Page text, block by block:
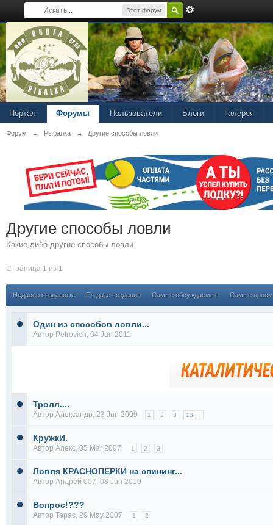
Этот форум
Портал Форумы Пользователи Блоги Галерея
Форум → Рыбалка → Другие способы ловли
Другие способы ловли
Какие-либо другие способы ловли
Страница 1 из 1
Недавно созданные По дате создания Самые обсуждаемые Самые
Один из способов ловли...
Автор Petrovich, 04 Jun 2011
Тролл....
Автор Александр, 23 Jun 2009 1 2 3 13 →
КружкИ.
Автор Алекс, 05 Mar 2007 1 2 3
Ловля КРАСНОПЕРКИ на спининг...
Автор Андрей 007, 08 Jun 2010
Вопрос!???
Автор Тарас, 29 May 2007 1 2